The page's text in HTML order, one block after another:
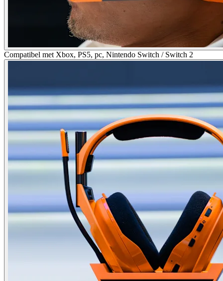
Compatibel met Xbox, PS5, pc, Nintendo Switch / Switch 2